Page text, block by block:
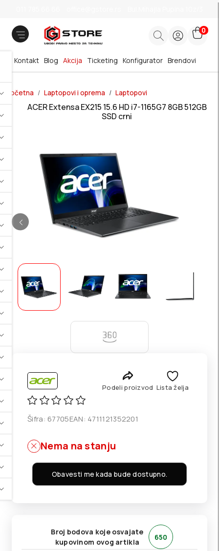
0
Brendovi
Blog Akcija
Kontakt Ticketing Konfigurator
Početna Laptopovi i oprema Laptopovi
ACER Extensa EX215 15.6 HD i7-1165G7 8GB 512GB
SSD crni
Podeli proizvod Lista želja
Šifra: 67705EAN: 4711121352201
Nema na stanju
Obavesti me kada bude dostupno.
Broj bodova koje osvajate
kupovinom ovog artikla
650